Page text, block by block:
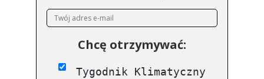
Chcę otrzymywać:
Tygodnik Klimatyczny